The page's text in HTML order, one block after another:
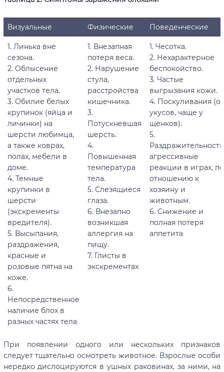
Визуальные Физические Поведенческие
1. Линька вне
сезона.
2. Облысение
отдельных
участков тела.
3. Обилие белых
крупинок (яйца и
личинки) на
шерсти любимца,
а также коврах,
полах, мебели в
доме.
4. Темные
крупинки в
шерсти
(экскременты
вредителя).
5. Высыпания,
раздражения,
красные и
розовые пятна на
коже.
6.
Непосредственное
наличие блох в
разных частях тела
1. Внезапная
потеря веса.
2. Нарушение
стула,
расстройства
кишечника.
3.
Потускневшая
шерсть.
4.
Повышенная
температура
тела.
5. Слезящиеся
глаза.
6. Внезапно
возникшая
аллергия на
пищу.
7. Глисты в
экскрементах
1. Чесотка.
2. Нехарактерное
беспокойство.
3. Частые
выгрызания кожи.
4. Поскуливания (от
укусов, чаще у
щенков).
5.
агрессивные
реакции в играх, по
отношению к
хозяину и
животным.
6. Снижение и
полная потеря
аппетита
При появлении одного или нескольких признаков
следует тщательно осмотреть животное. Взрослые особи
нередко дислоцируются в ушных раковинах, за ними, на